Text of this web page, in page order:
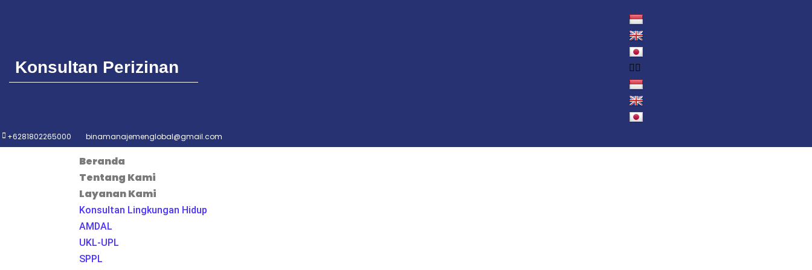
Konsultan Perizinan
+6281802265000 binamanajemenglobal@gmail.com
Beranda
Tentang Kami
Layanan Kami
Konsultan Lingkungan Hidup
AMDAL
UKL-UPL
SPPL